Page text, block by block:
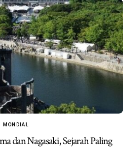
MONDIAL
dan Nagasaki, Sejarah Paling